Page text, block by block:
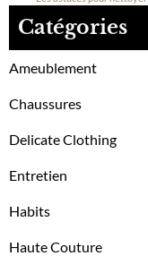
Catégories
Ameublement
Chaussures
Delicate Clothing
Entretien
Habits
Haute Couture